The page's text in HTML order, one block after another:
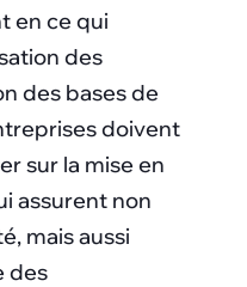
en ce qui
des
des bases de
doivent
sur la mise en
assurent non
mais aussi
des